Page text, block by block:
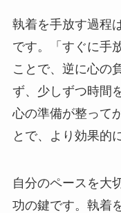
執着を手放す過程
です。「すぐに手
ことで、逆に心の
ず、少しずつ時間
心の準備が整って
とで、より効果的
自分のペースを大
功の鍵です。執着